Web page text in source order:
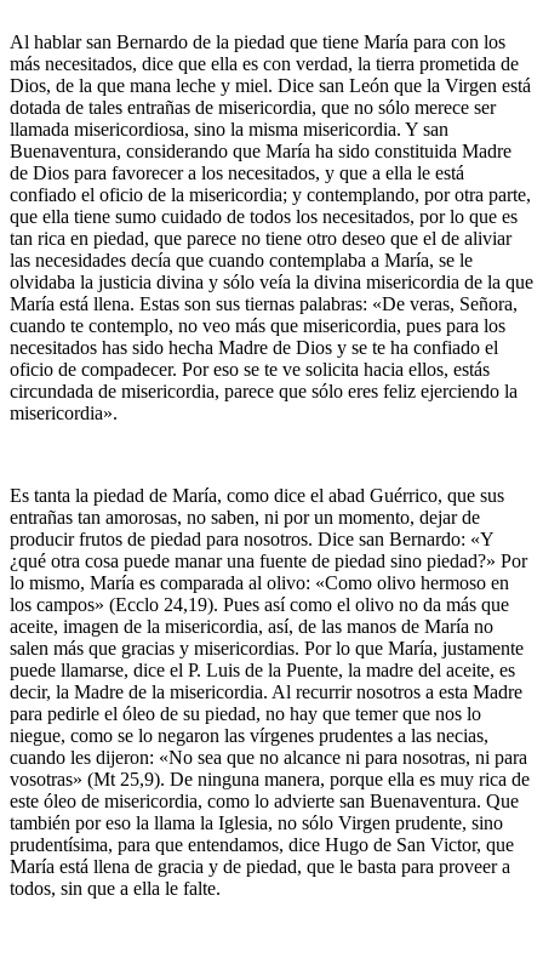
Al hablar san Bernardo de la piedad que tiene María para con los
más necesitados, dice que ella es con verdad, la tierra prometida de
Dios, de la que mana leche y miel. Dice san León que la Virgen está
dotada de tales entrañas de misericordia, que no sólo merece ser
llamada misericordiosa, sino la misma misericordia. Y san
Buenaventura, considerando que María ha sido constituida Madre
de Dios para favorecer a los necesitados, y que a ella le está
confiado el oficio de la misericordia; y contemplando, por otra parte,
que ella tiene sumo cuidado de todos los necesitados, por lo que es
tan rica en piedad, que parece no tiene otro deseo que el de aliviar
las necesidades decía que cuando contemplaba a María, se le
olvidaba la justicia divina y sólo veía la divina misericordia de la que
María está llena. Estas son sus tiernas palabras: «De veras, Señora,
cuando te contemplo, no veo más que misericordia, pues para los
necesitados has sido hecha Madre de Dios y se te ha confiado el
oficio de compadecer. Por eso se te ve solicita hacia ellos, estás
circundada de misericordia, parece que sólo eres feliz ejerciendo la
misericordia».
Es tanta la piedad de María, como dice el abad Guérrico, que sus
entrañas tan amorosas, no saben, ni por un momento, dejar de
producir frutos de piedad para nosotros. Dice san Bernardo: «Y
¿qué otra cosa puede manar una fuente de piedad sino piedad?» Por
lo mismo, María es comparada al olivo: «Como olivo hermoso en
los campos» (Ecclo 24,19). Pues así como el olivo no da más que
aceite, imagen de la misericordia, así, de las manos de María no
salen más que gracias y misericordias. Por lo que María, justamente
puede llamarse, dice el P. Luis de la Puente, la madre del aceite, es
decir, la Madre de la misericordia. Al recurrir nosotros a esta Madre
para pedirle el óleo de su piedad, no hay que temer que nos lo
niegue, como se lo negaron las vírgenes prudentes a las necias,
cuando les dijeron: «No sea que no alcance ni para nosotras, ni para
vosotras» (Mt 25,9). De ninguna manera, porque ella es muy rica de
este óleo de misericordia, como lo advierte san Buenaventura. Que
también por eso la llama la Iglesia, no sólo Virgen prudente, sino
prudentísima, para que entendamos, dice Hugo de San Victor, que
María está llena de gracia y de piedad, que le basta para proveer a
todos, sin que a ella le falte.